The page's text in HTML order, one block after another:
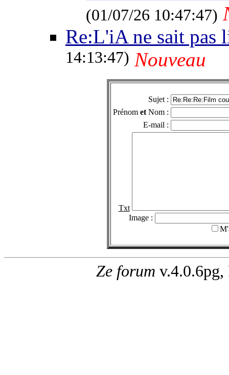
(01/07/26 10:47:47)
Re:L'iA ne sait pas
14:13:47) Nouveau
Sujet :
Prénom et Nom :
E-mail :
Txt
Image :
Ze forum